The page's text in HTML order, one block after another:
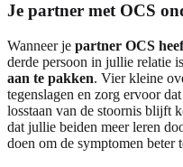
Je partner met OCS
Wanneer je partner OCS
derde persoon in jullie relatie
aan te pakken. Vier kleine
tegenslagen en zorg ervoor
losstaan van de stoornis blijft
dat jullie beiden meer leren
doen om de symptomen beter